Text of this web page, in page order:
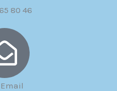
80 46